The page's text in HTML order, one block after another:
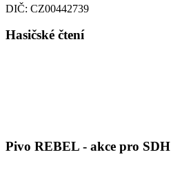
DIČ: CZ00442739
Hasičské čtení
Pivo REBEL - akce pro SDH